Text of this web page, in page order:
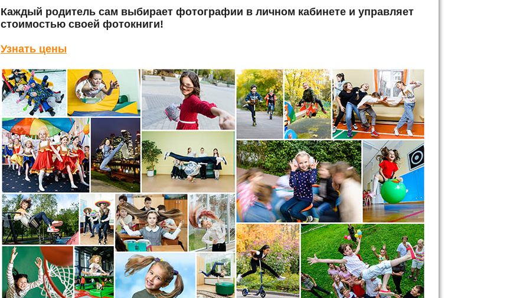
Каждый родитель сам выбирает фотографии в личном кабинете и управляет
стоимостью своей фотокниги!
Узнать цены